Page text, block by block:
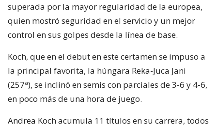
superada por la mayor regularidad de la europea,
quien mostró seguridad en el servicio y un mejor
control en sus golpes desde la línea de base.
Koch, que en el debut en este certamen se impuso a
la principal favorita, la húngara Reka-Juca Jani
(257ª), se inclinó en semis con parciales de 3-6 y 4-6,
en poco más de una hora de juego.
Andrea Koch acumula 11 títulos en su carrera, todos